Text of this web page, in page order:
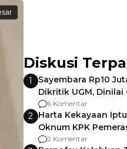
Diskusi
1
Sayembara Rp10
Dikritik UGM, Dinilai
Gagalnya Negara
6 Komentar
2 Harta Kekayaan
Oknum KPK
Pemalang
2 Komentar